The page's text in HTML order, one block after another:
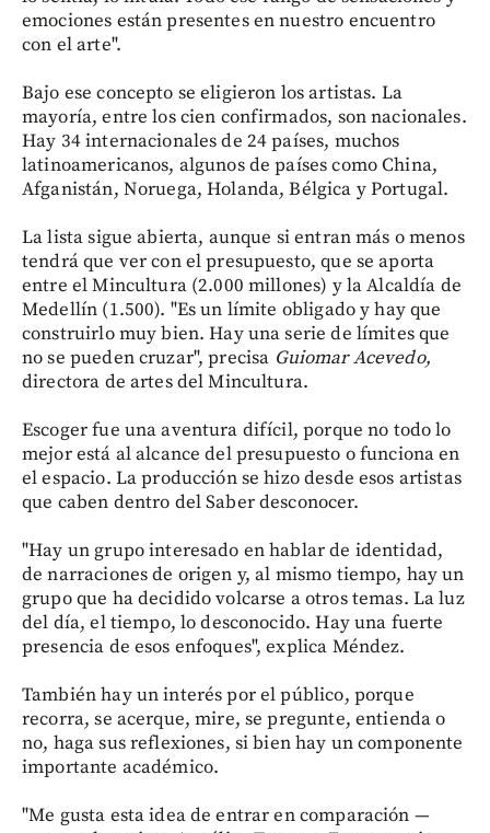
emociones están presentes en nuestro encuentro
con el arte".
Bajo ese concepto se eligieron los artistas. La
mayoría, entre los cien confirmados, son nacionales.
Hay 34 internacionales de 24 países, muchos
latinoamericanos, algunos de países como China,
Afganistán, Noruega, Holanda, Bélgica y Portugal.
La lista sigue abierta, aunque si entran más o menos
tendrá que ver con el presupuesto, que se aporta
entre el Mincultura (2.000 millones) y la Alcaldía de
Medellín (1.500). "Es un límite obligado y hay que
construirlo muy bien. Hay una serie de límites que
no se pueden cruzar", precisa Guiomar Acevedo,
directora de artes del Mincultura.
Escoger fue una aventura difícil, porque no todo lo
mejor está al alcance del presupuesto o funciona en
el espacio. La producción se hizo desde esos artistas
que caben dentro del Saber desconocer.
"Hay un grupo interesado en hablar de identidad,
de narraciones de origen y, al mismo tiempo, hay un
grupo que ha decidido volcarse a otros temas. La luz
del día, el tiempo, lo desconocido. Hay una fuerte
presencia de esos enfoques", explica Méndez.
También hay un interés por el público, porque
recorra, se acerque, mire, se pregunte, entienda o
no, haga sus reflexiones, si bien hay un componente
importante académico.
"Me gusta esta idea de entrar en comparación —